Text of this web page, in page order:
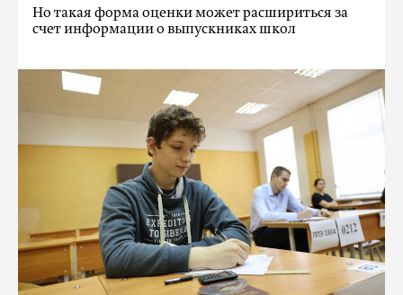
Но такая форма оценки может расшириться за
счет информации о выпускниках школ